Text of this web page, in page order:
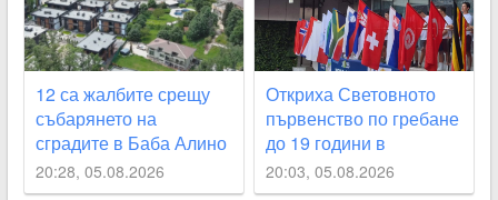
12 са жалбите срещу
събарянето на
сградите в Баба Алино
20:28, 05.08.2026
Откриха Световното
първенство по гребане
до 19 години в
Пловдив
20:03, 05.08.2026